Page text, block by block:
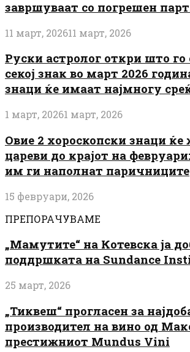
завршуваат со погрешен
11 март, 202611 март, 2026
Руски астролог откри што го
секој знак во март 2026
знаци ќе имаат најмногу
1 март, 20261 март, 2026
Овие 2 хороскопски знаци ќе
цареви до крајот на
им ги наполнат паричниците
15 февруари, 2026
ПРЕПОРАЧУВАМЕ
„Мамутите“ на Котевска ја
поддршката на Sundance
25 март, 2026
„Тиквеш“ прогласен за
производител на вино од
престижниот Mundus Vini